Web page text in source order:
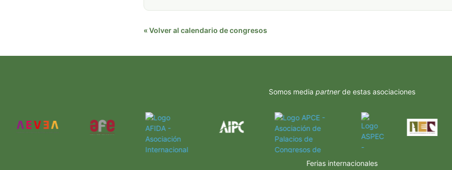
« Volver al calendario de congresos
Somos media partnerde estas asociaciones
Ferias internacionales